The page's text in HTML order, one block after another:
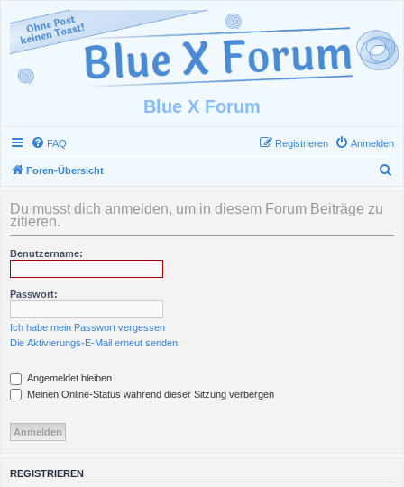
Blue X Forum
FAQ Anmelden
Registrieren
Foren-Übersicht
h
Du musst dich anmelden, um in diesem Forum Beiträge zu
zitieren.
Benutzername:
Passwort:
Ich habe mein Passwort vergessen
Die Aktivierungs-E-Mail erneut senden
Angemeldet bleiben
Meinen Online-Status während dieser Sitzung verbergen
REGISTRIEREN